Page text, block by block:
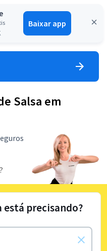
Baixar app
Entrar
Salsa em
está precisando?